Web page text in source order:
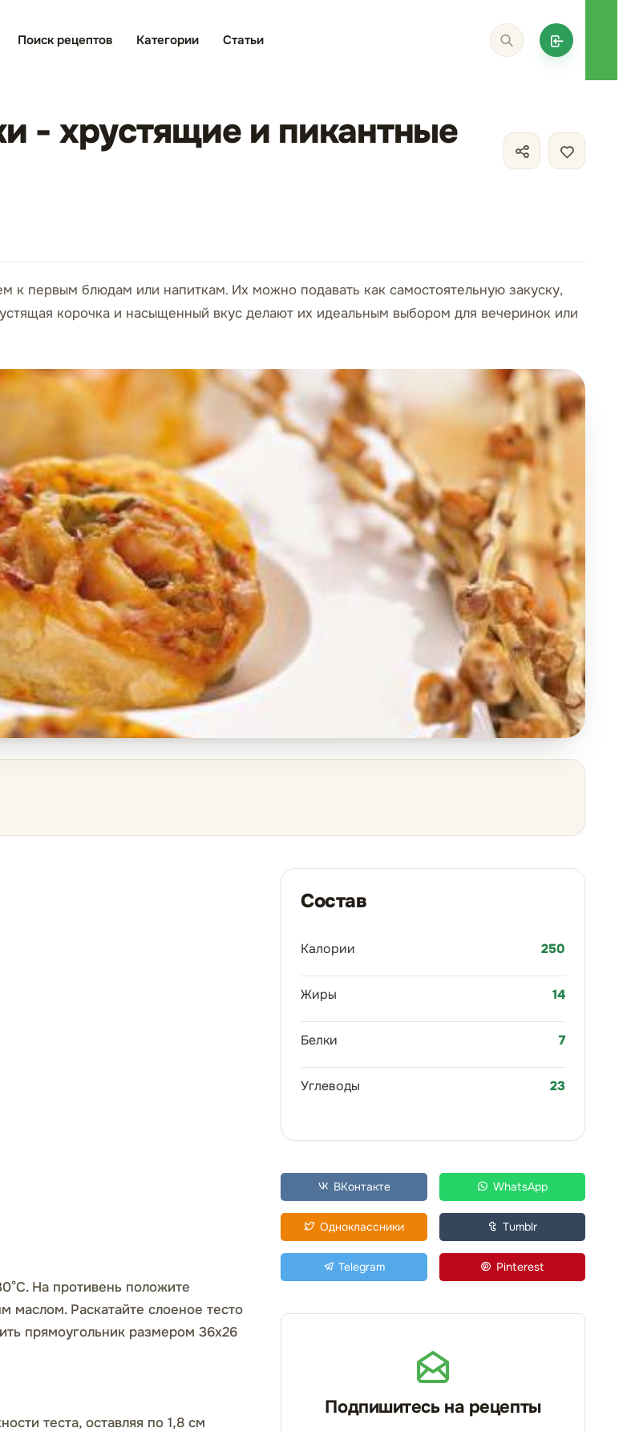
Поиск рецептов Категории Статьи
- хрустящие и пикантные
к первым блюдам или напиткам. Их можно подавать как самостоятельную закуску,
корочка и насыщенный вкус делают их идеальным выбором для вечеринок или
На противень положите
маслом. Раскатайте слоеное тесто
прямоугольник размером 36x26
теста, оставляя по 1,8 см
Состав
Калории 250
Жиры 14
Белки 7
Углеводы 23
ВКонтакте WhatsApp
Одноклассники Tumblr
Telegram Pinterest
Подпишитесь на рецепты